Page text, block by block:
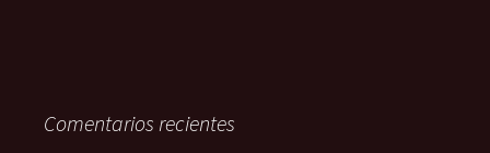
Comentarios recientes